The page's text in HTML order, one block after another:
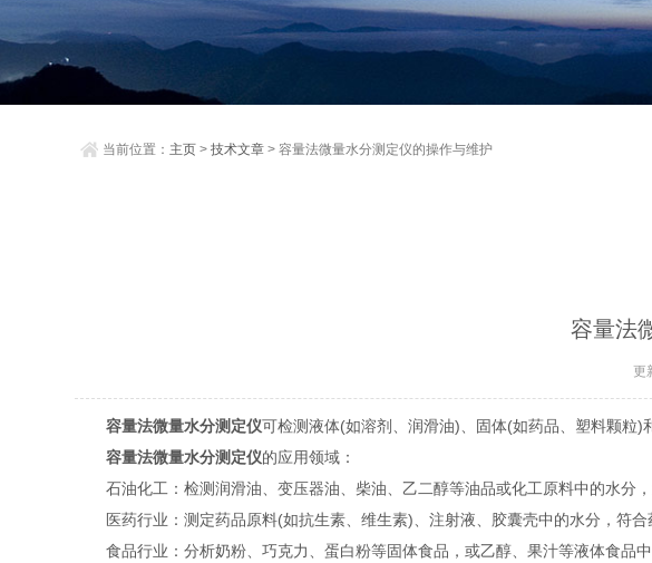
当前位置： 主页 >技术文章 > 容量法微量水分测定仪的操作与维护
容量法
更
容量法微量水分测定仪可检测液体(如溶剂、润滑油)、固体(如药品、塑料颗粒)
容量法微量水分测定仪的应用领域：
石油化工：检测润滑油、变压器油、柴油、乙二醇等油品或化工原料中的水分，
医药行业：测定药品原料(如抗生素、维生素)、注射液、胶囊壳中的水分，符合
食品行业：分析奶粉、巧克力、蛋白粉等固体食品，或乙醇、果汁等液体食品中